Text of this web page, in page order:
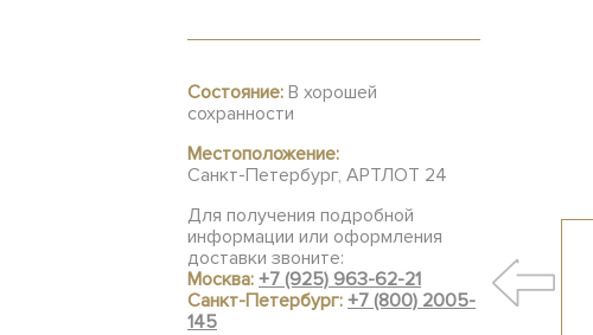
Состояние: В хорошей
сохранности
Местоположение:
Санкт-Петербург, АРТЛОТ 24
Для получения подробной
информации или оформления
доставки звоните:
Москва: +7 (925) 963-62-21
Санкт-Петербург: +7 (800) 2005-
145